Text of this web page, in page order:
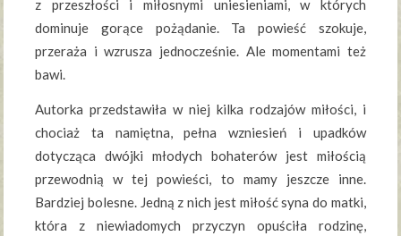
z przeszłości i miłosnymi uniesieniami, w których
dominuje gorące pożądanie. Ta powieść szokuje,
przeraża i wzrusza jednocześnie. Ale momentami też
bawi.
Autorka przedstawiła w niej kilka rodzajów miłości, i
chociaż ta namiętna, pełna wzniesień i upadków
dotycząca dwójki młodych bohaterów jest miłością
przewodnią w tej powieści, to mamy jeszcze inne.
Bardziej bolesne. Jedną z nich jest miłość syna do matki,
która z niewiadomych przyczyn opuściła rodzinę,